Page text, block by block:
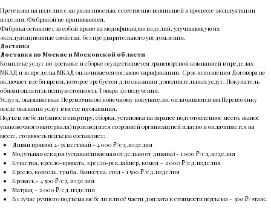
Претензии на изделия с загрязненностью, естественно возникшей в процессе эксплуатации
изделия, Фабрикой не принимаются.
Фабрика оставляет за собой право на модификацию изделий, улучшающую их
эксплуатационные свойства, без предварительного уведомления.
Доставка
Доставка по Москве и Московской области
Комплекс услуг по доставке и сборке осуществляется транспортной компанией в пределах
МКАД и за пределы МКАД оплачивается согласно тарификации. Срок исполнения Договора не
включает в себя время, которое требуется для оказания дополнительных услуг. Покупатель
обязан оплатить полную стоимость Товара до получения.
Услуги, оказываемые Перевозчиком конечному покупателю, оплачиваются им Перевозчику
после оказания услуг в месте их оказания.
Подъем мебели (занос в квартиру, сборка, установка на заранее подготовленное место, вынос
упаковочного материала) производится сторонней организацией платно и оплачивается на
месте, стоимость подъема составляет:
Диван прямой 2-3х местный - 4 000 ₽/ед.изделия
Модульная секция (устанавливаемая отдельно от дивана) - 1 000 ₽/ед.изделия
Кушетка, кресло-кровать, кресло-реклайнер, комод – 2 000 ₽/ед.изделия
Кресло, консоль, тумба, банкетка, стол - 1 500 ₽/ед.изделия
Кровать - 4 500 ₽/ед.изделия
Матрац – 2 000 ₽/ед.изделия
В случае ручного подъема мебели или её части доплата к стоимости подъема – 300 ₽/этаж.